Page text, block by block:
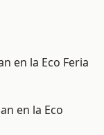
en la Eco